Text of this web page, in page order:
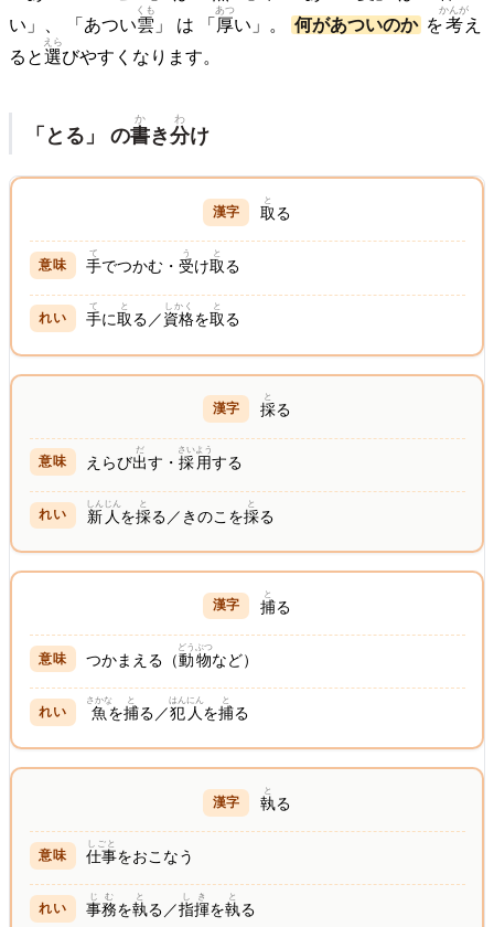
い」、 「あつい雲
くも
」 は 「 厚
あつ
い」。 何があついのか を考
かんが
え
ると選
えら
びやすくなります。
「とる」 の書
か
き分
わ
け
取
と
る
手
て
でつかむ・受
う
け取
と
る
手
て
に取
と
る／ 資格
しかく
を取
と
る
採
と
る
えらび出
だ
す・採用
さいよう
する
新人
しんじん
を採
と
る／きのこを採
と
る
捕
と
る
つかまえる（動物
どうぶつ
など）
魚
さかな
を捕
と
る／犯人
はんにん
を捕
と
る
執
と
る
仕事
しごと
をおこなう
事務
じむ
を執
と
る／指揮
しき
を執
と
る